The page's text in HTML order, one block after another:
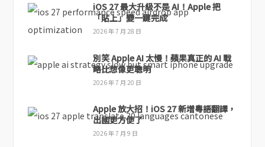
iOS 27 最大升級不是 AI！Apple 把
「貼上」變一鍵完成
2026 年 7 月 28 日
別笑 Apple AI 太慢！蘋果真正的 AI 戰
略比想像更聰明
2026 年 7 月 20 日
Apple 放大招！iOS 27 新增粵語翻譯，
出國更方便了
2026 年 7 月 9 日